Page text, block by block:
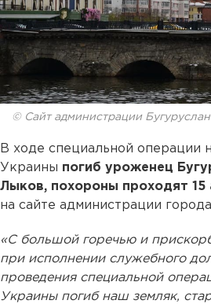
© Сайт администрации
В ходе специальной операции
Украины погиб уроженец
Лыков, похороны проходят 15
на сайте администрации
«С большой горечью и
при исполнении служебного
проведения специальной
Украины погиб наш земляк,